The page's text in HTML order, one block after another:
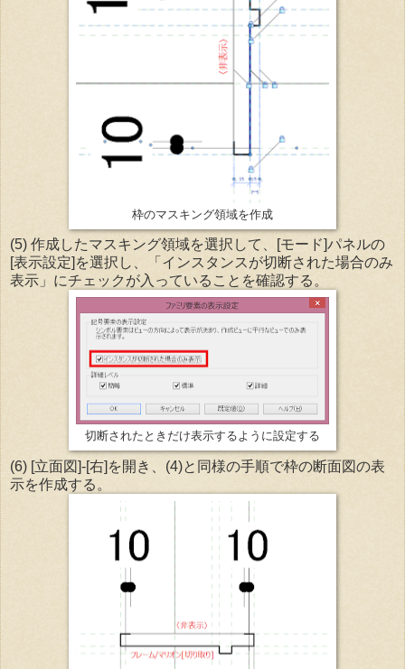
枠のマスキング領域を作成
(5) 作成したマスキング領域を選択して、[モード]パネルの
[表示設定]を選択し、「インスタンスが切断された場合のみ
表示」にチェックが入っていることを確認する。
切断されたときだけ表示するように設定する
(6) [立面図]-[右]を開き、(4)と同様の手順で枠の断面図の表
示を作成する。